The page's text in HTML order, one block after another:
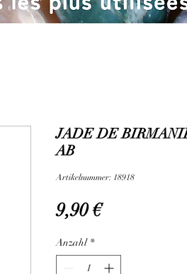
JADE DE
AB
Artikelnummer: 18918
9,90 €Preis
Anzahl *